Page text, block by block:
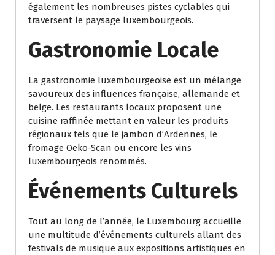
également les nombreuses pistes cyclables qui
traversent le paysage luxembourgeois.
Gastronomie Locale
La gastronomie luxembourgeoise est un mélange
savoureux des influences française, allemande et
belge. Les restaurants locaux proposent une
cuisine raffinée mettant en valeur les produits
régionaux tels que le jambon d’Ardennes, le
fromage Oeko-Scan ou encore les vins
luxembourgeois renommés.
Événements Culturels
Tout au long de l’année, le Luxembourg accueille
une multitude d’événements culturels allant des
festivals de musique aux expositions artistiques en